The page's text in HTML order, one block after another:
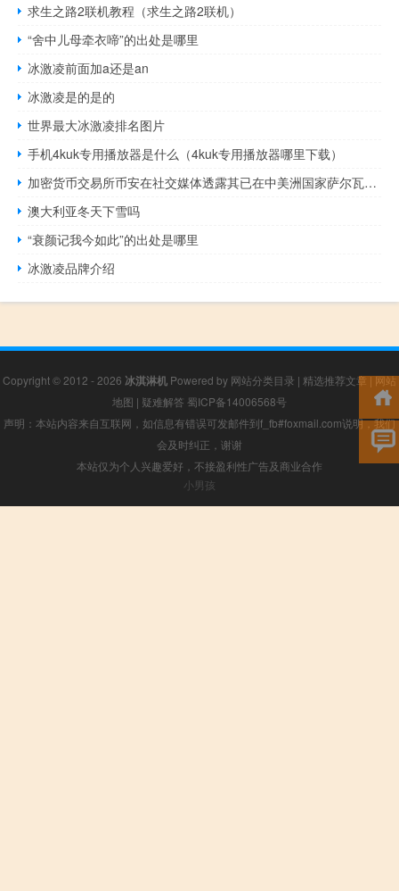
求生之路2联机教程（求生之路2联机）
“舍中儿母牵衣啼”的出处是哪里
冰激凌前面加a还是an
冰激凌是的是的
世界最大冰激凌排名图片
手机4kuk专用播放器是什么（4kuk专用播放器哪里下载）
加密货币交易所币安在社交媒体透露其已在中美洲国家萨尔瓦多获得全面运营许可为该国第一家获批注册的加密货币交易机构该机构因此已经在全球18个国家与地区获得批准与登记数量为所有加密货币交易机构之最
澳大利亚冬天下雪吗
“衰颜记我今如此”的出处是哪里
冰激凌品牌介绍
Copyright © 2012 - 2026 冰淇淋机 Powered by 网站分类目录 | 精选推荐文章|网站
地图 | 疑难解答 蜀ICP备14006568号
声明：本站内容来自互联网，如信息有错误可发邮件到f_fb#foxmail.com说明，我们
会及时纠正，谢谢
本站仅为个人兴趣爱好，不接盈利性广告及商业合作
小男孩